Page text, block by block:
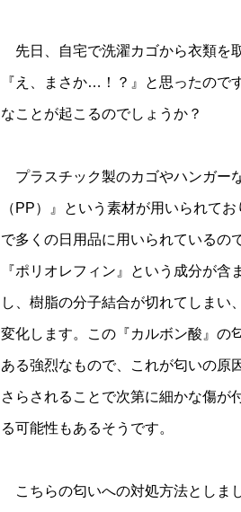
先日、自宅で洗濯カゴから衣類を
『え、まさか…！？』と思ったので
なことが起こるのでしょうか？
プラスチック製のカゴやハンガー
（PP）』という素材が用いられて
で多くの日用品に用いられているの
『ポリオレフィン』という成分が
し、樹脂の分子結合が切れてしまい
変化します。この『カルボン酸』の
ある強烈なもので、これが匂いの原
さらされることで次第に細かな傷が
る可能性もあるそうです。
こちらの匂いへの対処方法としま